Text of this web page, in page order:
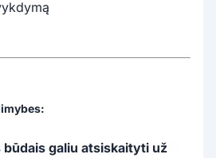
būdais galiu atsiskaityti už